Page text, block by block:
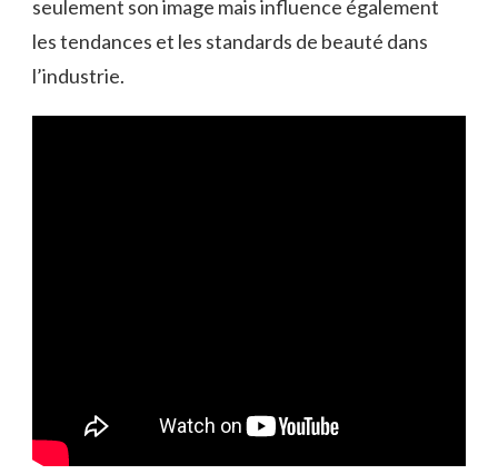
seulement son image mais influence également
les tendances et les standards de beauté dans
l’industrie.